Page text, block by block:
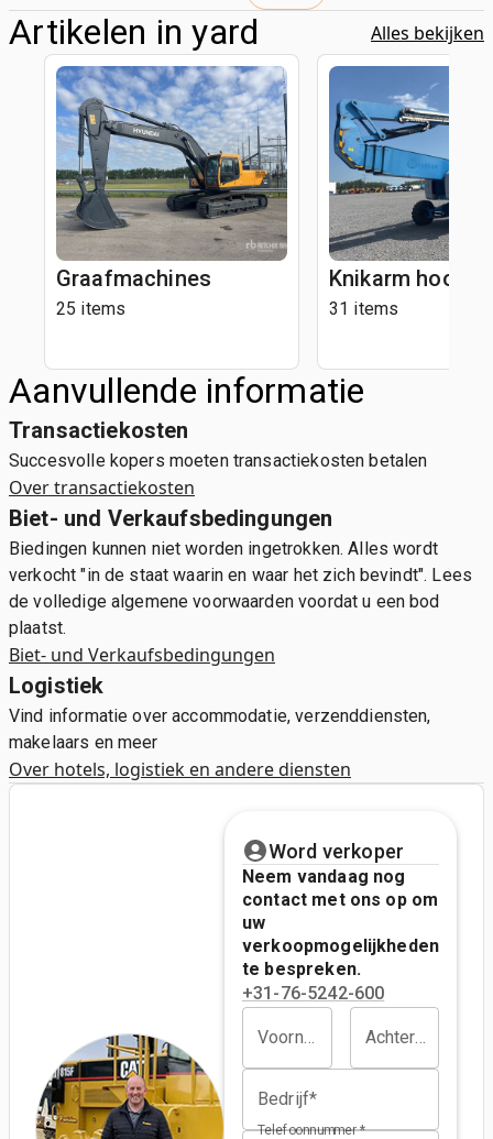
Artikelen in yard Alles bekijken
Graafmachines
25 items
Knikarm
31 items
Aanvullende informatie
Transactiekosten
Succesvolle kopers moeten transactiekosten betalen
Over transactiekosten
Biet- und Verkaufsbedingungen
Biedingen kunnen niet worden ingetrokken. Alles wordt
verkocht "in de staat waarin en waar het zich bevindt". Lees
de volledige algemene voorwaarden voordat u een bod
plaatst.
Biet- und Verkaufsbedingungen
Logistiek
Vind informatie over accommodatie, verzenddiensten,
makelaars en meer
Over hotels, logistiek en andere diensten
Word verkoper
Neem vandaag nog
contact met ons op om
uw
verkoopmogelijkheden
te bespreken.
+31-76-5242-600
Voornaam* Achternaam*
Bedrijf*
Telefoonnummer *